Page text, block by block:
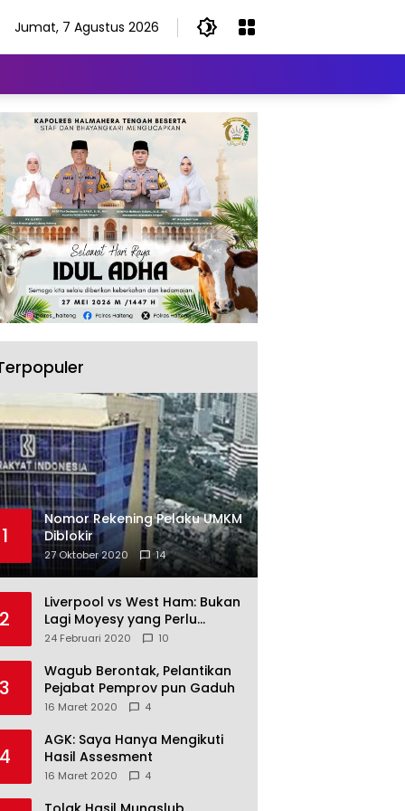
Jumat, 7 Agustus 2026
1
Nomor Rekening Pelaku UMKM
Diblokir
27 Oktober 2020 14
2
Liverpool vs West Ham: Bukan
Lagi Moyesy yang Perlu
Ditakuti
24 Februari 2020 10
3
Wagub Berontak, Pelantikan
Pejabat Pemprov pun Gaduh
16 Maret 2020 4
4
AGK: Saya Hanya Mengikuti
Hasil Assesment
16 Maret 2020 4